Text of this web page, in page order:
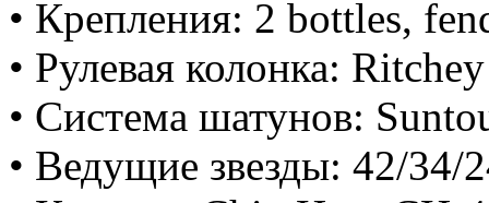
• Крепления: 2 bottles,
• Рулевая колонка:
• Система шатунов:
• Ведущие звезды: 42/34/